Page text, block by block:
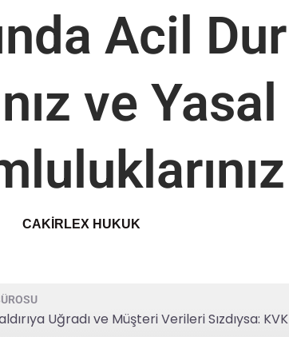
Acil
ve Yasal
CAKIRLEX HUKUK